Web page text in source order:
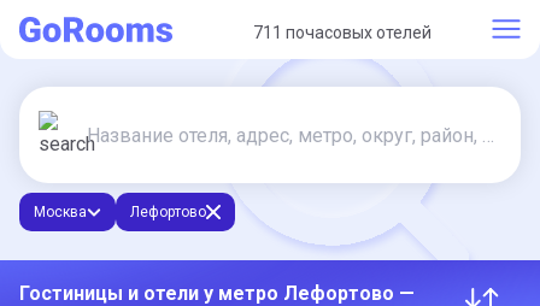
711 почасовых отелей
Москва Лефортово
Гостиницы и отели у метро Лефортово —